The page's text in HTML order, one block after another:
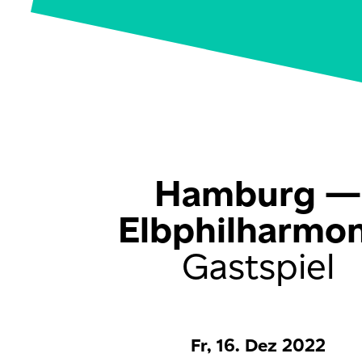
Hamburg —
Gastspiel
Fr, 16. Dez 2022